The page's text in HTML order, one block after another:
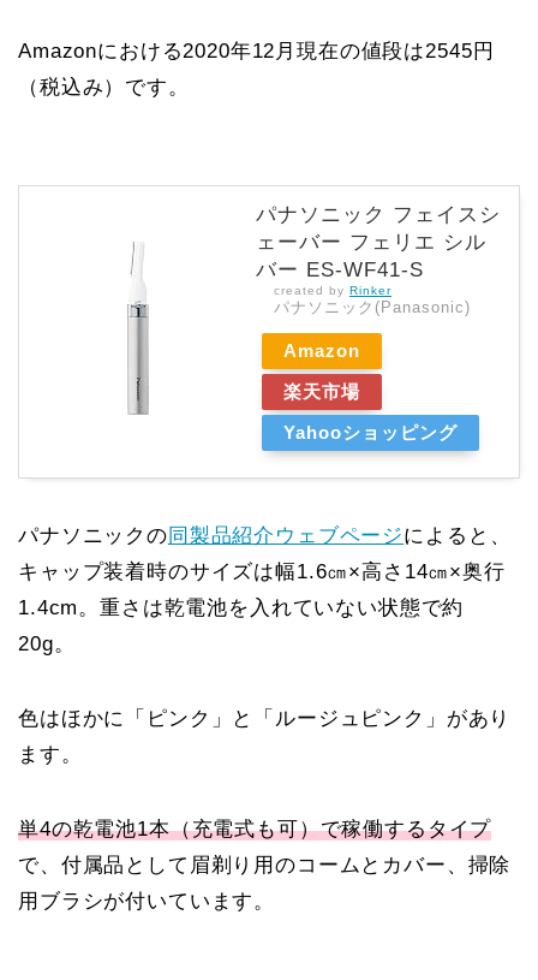
Amazonにおける2020年12月現在の値段は2545円
（税込み）です。
パナソニック フェイスシ
ェーバー フェリエ シル
バー ES-WF41-S
created by Rinker
パナソニック(Panasonic)
Amazon
楽天市場
Yahooショッピング
パナソニックの 同製品紹介ウェブページによると、
キャップ装着時のサイズは幅1.6㎝×高さ14㎝×奥行
1.4cm。重さは乾電池を入れていない状態で約
20g。
色はほかに「ピンク」と「ルージュピンク」があり
ます。
単4の乾電池1本（充電式も可）で稼働するタイプ
で、付属品として眉剃り用のコームとカバー、掃除
用ブラシが付いています。